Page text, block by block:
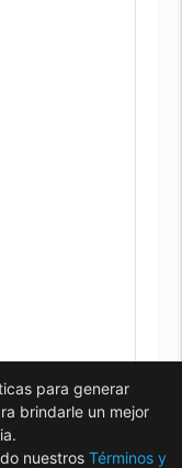
para generar
brindarle un mejor
nuestros Términos y